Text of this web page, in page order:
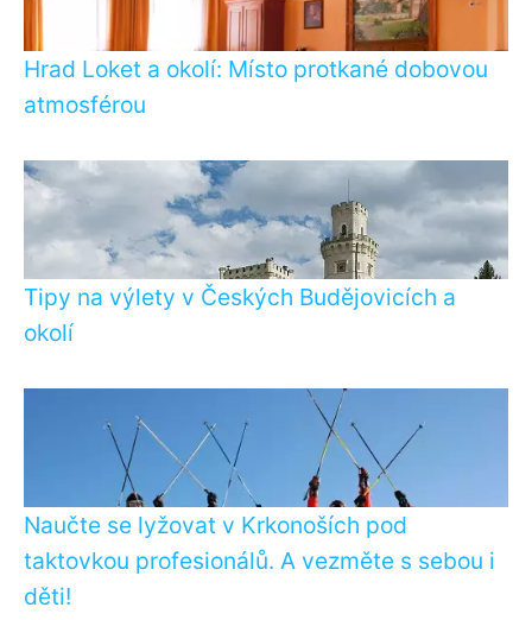
Hrad Loket a okolí: Místo protkané dobovou
atmosférou
Tipy na výlety v Českých Budějovicích a
okolí
Naučte se lyžovat v Krkonoších pod
taktovkou profesionálů. A vezměte s sebou i
děti!